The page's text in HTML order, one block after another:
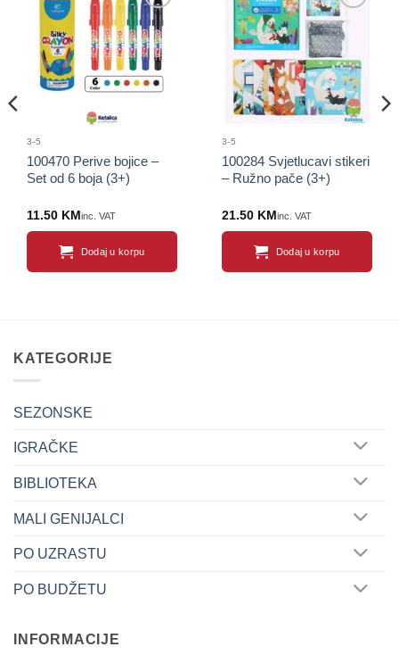
Sačuvaj
proizvod
3-5
100470 Perive bojice –
Set od 6 boja (3+)
11.50 KM inc. VAT
Dodaj u korpu
Sačuvaj
proizvod
3-5
100284 Svjetlucavi stikeri
– Ružno pače (3+)
21.50 KM inc. VAT
Dodaj u korpu
KATEGORIJE
SEZONSKE
IGRAČKE
BIBLIOTEKA
MALI GENIJALCI
PO UZRASTU
PO BUDŽETU
INFORMACIJE